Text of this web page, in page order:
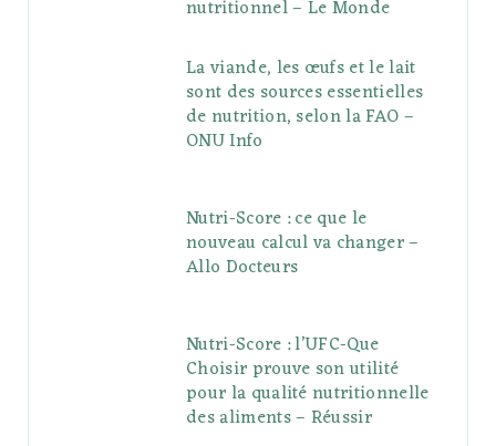
nutritionnel – Le Monde
La viande, les œufs et le lait
sont des sources essentielles
de nutrition, selon la FAO –
ONU Info
Nutri-Score : ce que le
nouveau calcul va changer –
Allo Docteurs
Nutri-Score : l’UFC-Que
Choisir prouve son utilité
pour la qualité nutritionnelle
des aliments – Réussir